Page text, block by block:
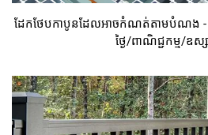
ដែកថែបកាបូនដែលអាចកំណត់តាមបំណង - រច
ថ្ងៃ/ពាណិជ្ជកម្ម/ឧស្